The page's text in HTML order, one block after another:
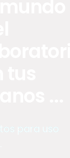
para uso